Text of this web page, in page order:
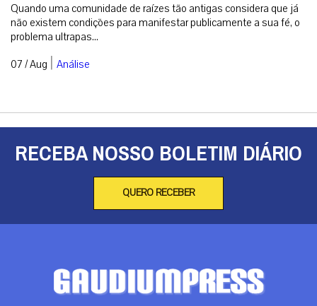
Quando uma comunidade de raízes tão antigas considera que já
não existem condições para manifestar publicamente a sua fé, o
problema ultrapas...
07 / Aug | Análise
RECEBA NOSSO BOLETIM DIÁRIO
QUERO RECEBER